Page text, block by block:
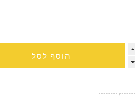
הוסף לסל